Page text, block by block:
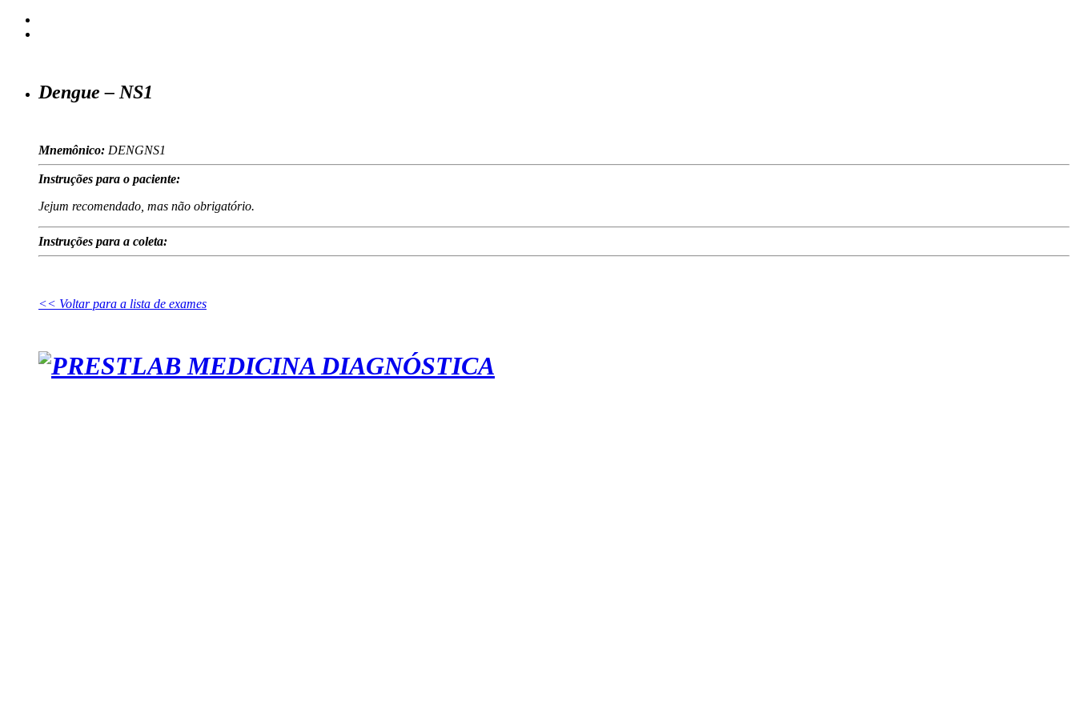
Dengue – NS1
Mnemônico: DENGNS1
Instruções para o paciente:
Jejum recomendado, mas não obrigatório.
Instruções para a coleta:
<< Voltar para a lista de exames